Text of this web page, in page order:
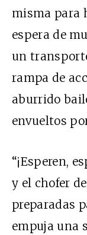
misma para
espera de
un
rampa de
aburrido
envueltos
“¡Esperen,
y el chofer
preparadas
empuja una